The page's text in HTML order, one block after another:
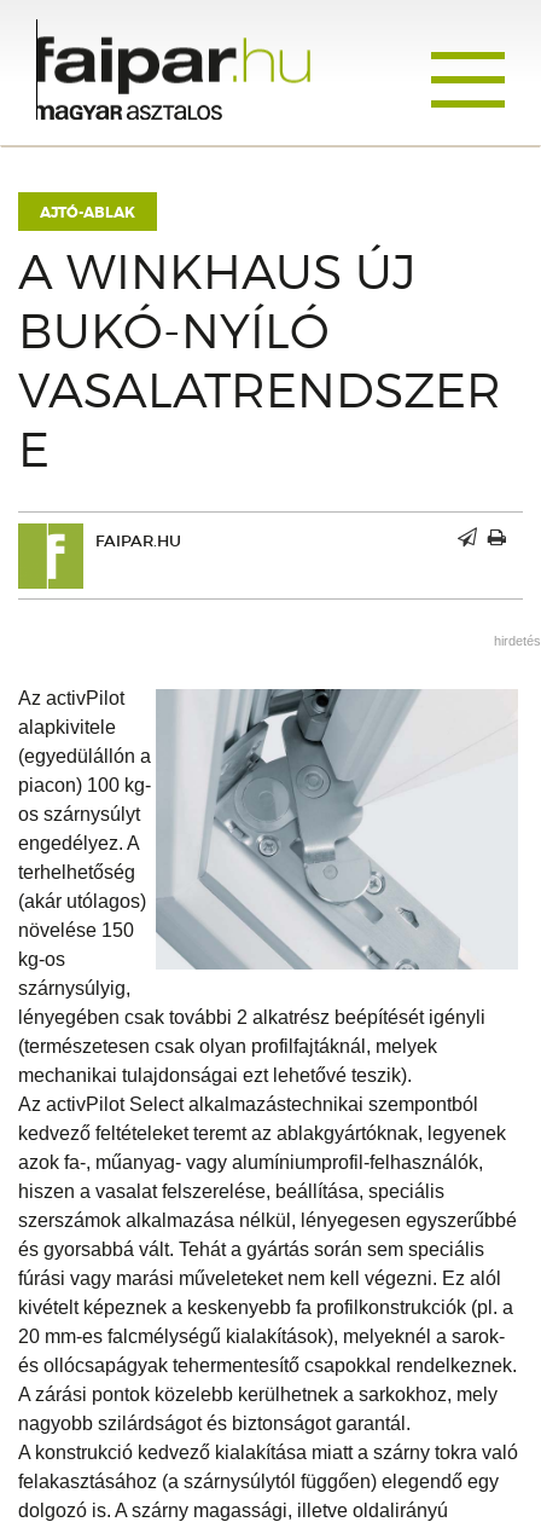
AJTÓ-ABLAK
A WINKHAUS ÚJ
BUKÓ-NYÍLÓ
VASALATRENDSZER
E
FAIPAR.HU
hirdetés
Az activPilot
alapkivitele
(egyedülállón a
piacon) 100 kg-
os szárnysúlyt
engedélyez. A
terhelhetőség
(akár utólagos)
növelése 150
kg-os
szárnysúlyig,
lényegében csak további 2 alkatrész beépítését igényli
(természetesen csak olyan profilfajtáknál, melyek
mechanikai tulajdonságai ezt lehetővé teszik).
Az activPilot Select alkalmazástechnikai szempontból
kedvező feltételeket teremt az ablakgyártóknak, legyenek
azok fa-, műanyag- vagy alumíniumprofil-felhasználók,
hiszen a vasalat felszerelése, beállítása, speciális
szerszámok alkalmazása nélkül, lényegesen egyszerűbbé
és gyorsabbá vált. Tehát a gyártás során sem speciális
fúrási vagy marási műveleteket nem kell végezni. Ez alól
kivételt képeznek a keskenyebb fa profilkonstrukciók (pl. a
20 mm-es falcmélységű kialakítások), melyeknél a sarok-
és ollócsapágyak tehermentesítő csapokkal rendelkeznek.
A zárási pontok közelebb kerülhetnek a sarkokhoz, mely
nagyobb szilárdságot és biztonságot garantál.
A konstrukció kedvező kialakítása miatt a szárny tokra való
felakasztásához (a szárnysúlytól függően) elegendő egy
dolgozó is. A szárny magassági, illetve oldalirányú